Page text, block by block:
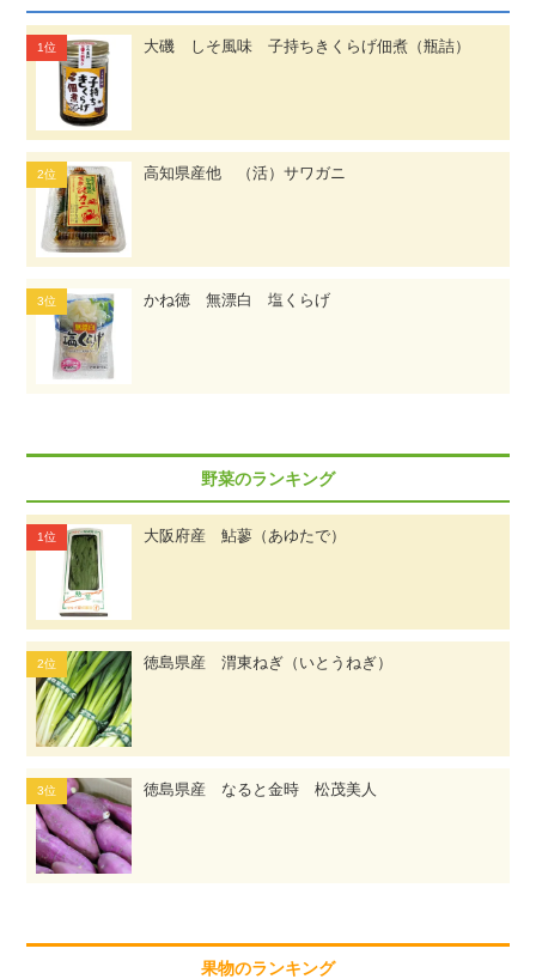
大磯 しそ風味 子持ちきくらげ佃煮（瓶詰）
高知県産他 （活）サワガニ
かね徳 無漂白 塩くらげ
野菜のランキング
大阪府産 鮎蓼（あゆたで）
徳島県産 渭東ねぎ（いとうねぎ）
徳島県産 なると金時 松茂美人
果物のランキング